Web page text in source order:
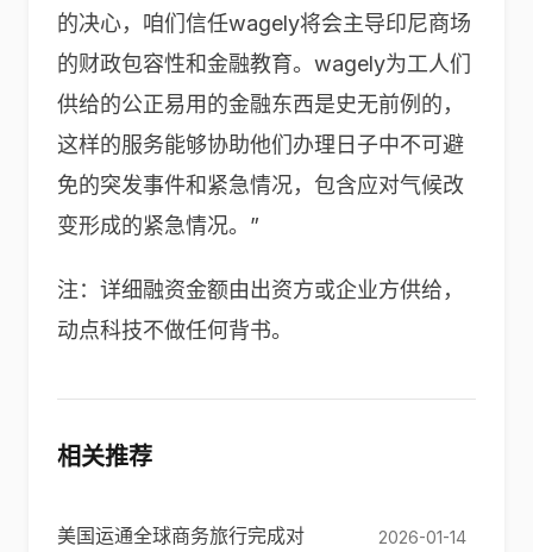
的决心，咱们信任wagely将会主导印尼商场
的财政包容性和金融教育。wagely为工人们
供给的公正易用的金融东西是史无前例的，
这样的服务能够协助他们办理日子中不可避
免的突发事件和紧急情况，包含应对气候改
变形成的紧急情况。”
注：详细融资金额由出资方或企业方供给，
动点科技不做任何背书。
相关推荐
美国运通全球商务旅行完成对
2026-01-14